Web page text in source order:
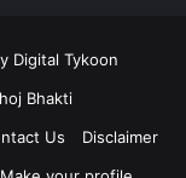
Digital Tykoon
Bhakti
Us
Disclaimer